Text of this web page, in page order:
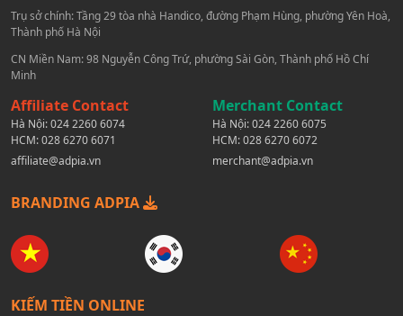
Trụ sở chính: Tầng 29 tòa nhà Handico, đường Phạm Hùng, phường Yên Hoà,
Thành phố Hà Nội
CN Miền Nam: 98 Nguyễn Công Trứ, phường Sài Gòn, Thành phố Hồ Chí
Minh
Affiliate Contact
Hà Nội:024 2260 6074
HCM:028 6270 6071
affiliate@adpia.vn
Merchant Contact
Hà Nội:024 2260 6075
HCM:028 6270 6072
merchant@adpia.vn
BRANDING ADPIA
KIẾM TIỀN ONLINE